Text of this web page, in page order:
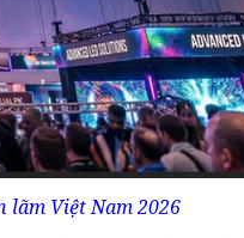
Việt Nam 2026